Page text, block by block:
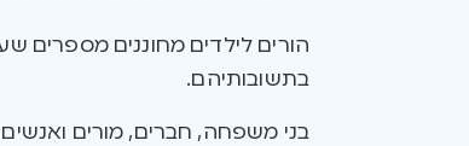
הורים לילדים מחוננים מספרים
בתשובותיהם.
בני משפחה, חברים, מורים ואנשים